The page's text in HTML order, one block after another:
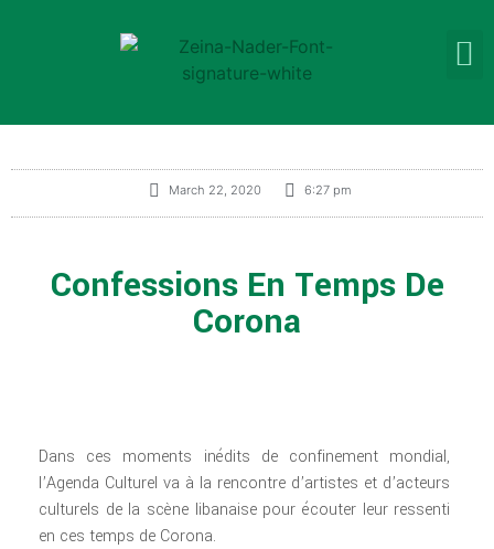
March 22, 2020 6:27 pm
Confessions En Temps De
Corona
Dans ces moments inédits de confinement mondial,
l’Agenda Culturel va à la rencontre d’artistes et d’acteurs
culturels de la scène libanaise pour écouter leur ressenti
en ces temps de Corona.